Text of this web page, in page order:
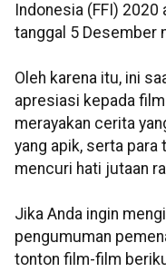
Indonesia (FFI)
tanggal 5 Desember
Oleh karena itu, ini
apresiasi kepada
merayakan cerita
yang apik, serta para
mencuri hati jutaan
Jika Anda ingin
pengumuman
tonton film-film